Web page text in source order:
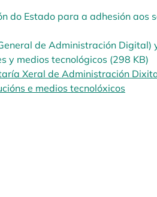
do Estado para a adhesión aos
de Administración Digital)
y medios tecnológicos (298 KB)
Xeral de Administración
e medios tecnolóxicos